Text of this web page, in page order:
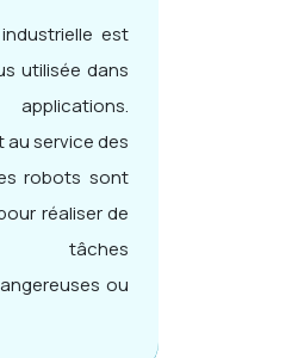
est
utilisée dans
au service des
robots sont
réaliser de
tâches
ou